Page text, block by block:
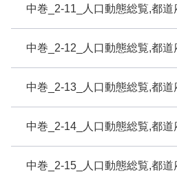
中巻_2-11_人口動態総覧,都道
中巻_2-12_人口動態総覧,都道
中巻_2-13_人口動態総覧,都道
中巻_2-14_人口動態総覧,都道
中巻_2-15_人口動態総覧,都道